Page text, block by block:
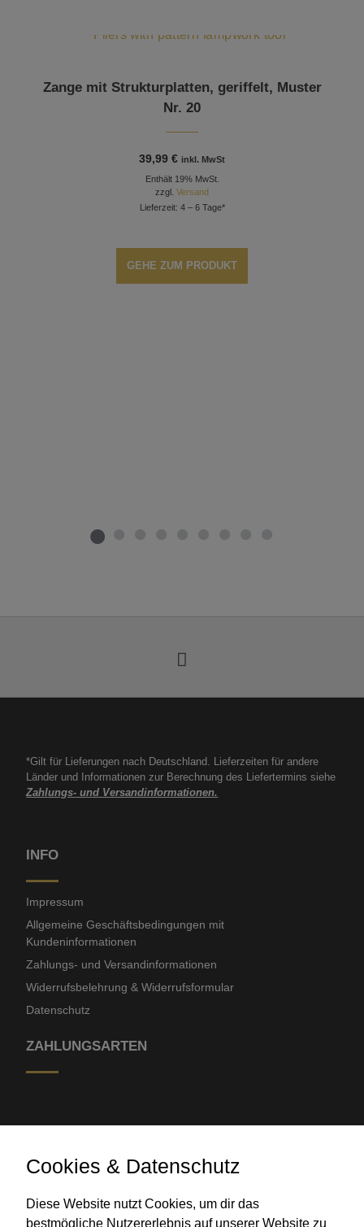
Zange mit Strukturplatten, geriffelt, Muster
Nr. 20
39,99€ inkl. MwSt
Enthält 19% MwSt.
zzgl.Versand
Lieferzeit: 4 – 6 Tage*
GEHE ZUM PRODUKT
*Gilt für Lieferungen nach Deutschland. Lieferzeiten für andere
Länder und Informationen zur Berechnung des Liefertermins siehe
Zahlungs- und Versandinformationen.
INFO
Impressum
Allgemeine Geschäftsbedingungen mit
Kundeninformationen
Zahlungs- und Versandinformationen
Widerrufsbelehrung & Widerrufsformular
Datenschutz
ZAHLUNGSARTEN
Banküberweisung
Cookies & Datenschutz
Diese Website nutzt Cookies, um dir das
bestmögliche Nutzererlebnis auf unserer Website zu